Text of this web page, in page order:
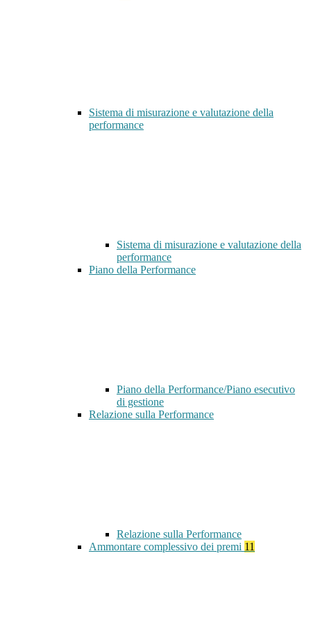
Sistema di misurazione e valutazione della
performance
Sistema di misurazione e valutazione della
performance
Piano della Performance
Piano della Performance/Piano esecutivo
di gestione
Relazione sulla Performance
Relazione sulla Performance
Ammontare complessivo dei premi 11